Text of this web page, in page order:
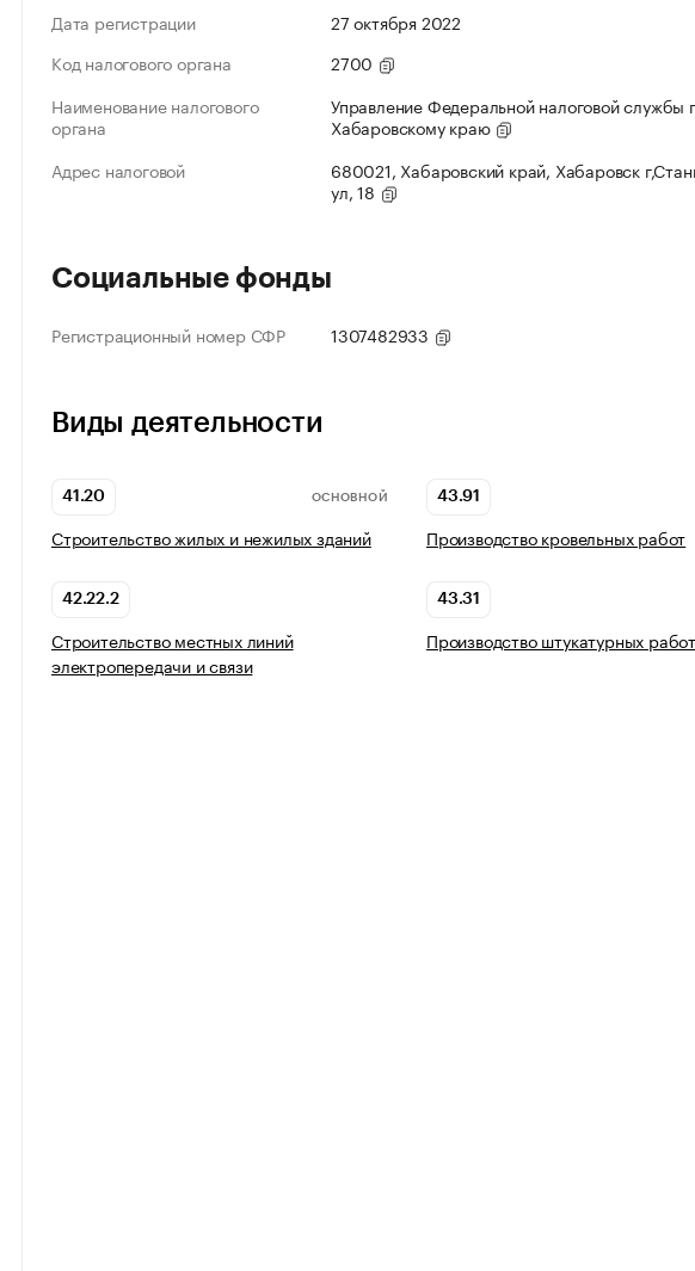
Дата регистрации
27 октября 2022
Код налогового органа
2700
Наименование налогового
органа
Управление Федеральной налоговой службы
Хабаровскому краю
Адрес налоговой
680021, Хабаровский край, Хабаровск
ул, 18
Социальные фонды
Регистрационный номер СФР 1307482933
Виды деятельности
41.20 ОСНОВНОЙ
Строительство жилых и нежилых зданий
43.91
Производство кровельных работ
42.22.2
Строительство местных линий
электропередачи и связи
43.31
Производство штукатурных работ